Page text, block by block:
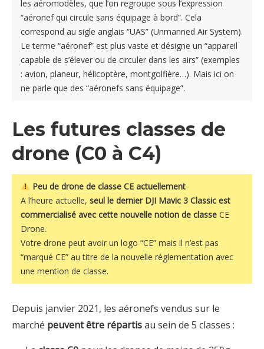
les aéromodèles, que l’on regroupe sous l’expression
“aéronef qui circule sans équipage à bord”. Cela
correspond au sigle anglais “UAS” (Unmanned Air System).
Le terme “aéronef” est plus vaste et désigne un “appareil
capable de s’élever ou de circuler dans les airs” (exemples
: avion, planeur, hélicoptère, montgolfière…). Mais ici on
ne parle que des “aéronefs sans équipage”.
Les futures classes de
drone (C0 à C4)
Peu de drone de classe CE actuellement
A l’heure actuelle, seul le dernier DJI Mavic 3 Classic est
commercialisé avec cette nouvelle notion de classe CE
Drone.
Votre drone peut avoir un logo “CE” mais il n’est pas
“marqué CE” au titre de la nouvelle réglementation avec
une mention de classe.
Depuis janvier 2021, les aéronefs vendus sur le
marché peuvent être répartisau sein de 5 classes :